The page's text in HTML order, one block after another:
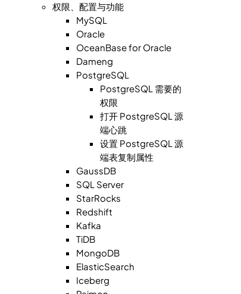
权限、配置与功能
MySQL
Oracle
OceanBase for Oracle
Dameng
PostgreSQL
PostgreSQL 需要的
权限
打开 PostgreSQL 源
端心跳
设置 PostgreSQL 源
端表复制属性
GaussDB
SQL Server
StarRocks
Redshift
Kafka
TiDB
MongoDB
ElasticSearch
Iceberg